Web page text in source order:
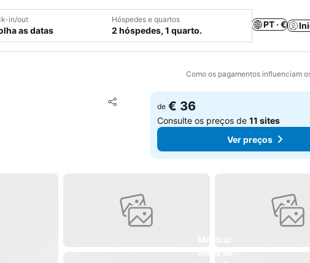
in/out
as datas
Hóspedes e quartos
2 hóspedes, 1 quarto.
PT · €
Como os pagamentos influenciam
Partilhar
Adicionar aos favoritos
de € 36
Consulte os preços de11 sites
Ver preços